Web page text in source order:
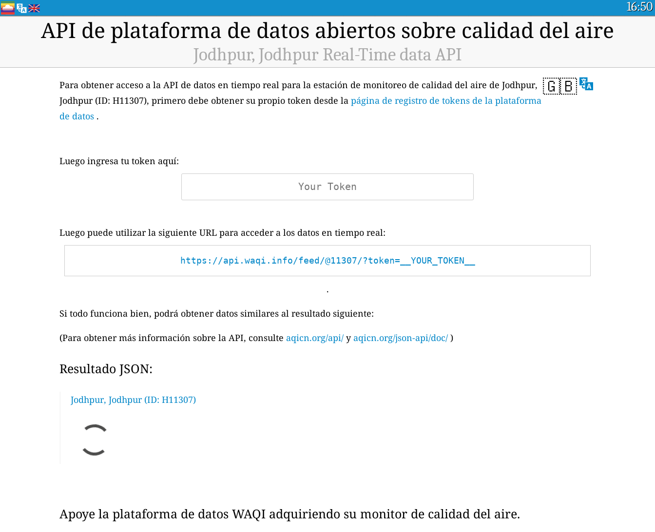
16:50
API de plataforma de datos abiertos sobre calidad del aire
Jodhpur, Jodhpur Real-Time data API
🇬🇧
Para obtener acceso a la API de datos en tiempo real para la estación de monitoreo de calidad del aire de Jodhpur,
Jodhpur (ID: H11307), primero debe obtener su propio token desde la página de registro de tokens de la plataforma
de datos .
Luego ingresa tu token aquí:
Luego puede utilizar la siguiente URL para acceder a los datos en tiempo real:
https://api.waqi.info/feed/@11307/?token=__YOUR_TOKEN__
.
Si todo funciona bien, podrá obtener datos similares al resultado siguiente:
(Para obtener más información sobre la API, consulte aqicn.org/api/ y aqicn.org/json-api/doc/ )
Resultado JSON:
Jodhpur, Jodhpur (ID: H11307)
Apoye la plataforma de datos WAQI adquiriendo su monitor de calidad del aire.